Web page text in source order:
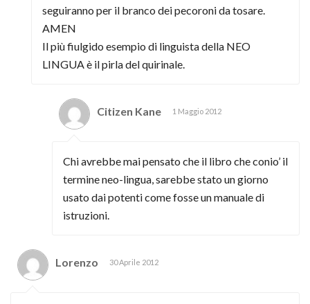
seguiranno per il branco dei pecoroni da tosare.
AMEN
Il più fiulgido esempio di linguista della NEO
LINGUA è il pirla del quirinale.
Citizen Kane 1 Maggio 2012
Chi avrebbe mai pensato che il libro che conio’ il
termine neo-lingua, sarebbe stato un giorno
usato dai potenti come fosse un manuale di
istruzioni.
Lorenzo 30 Aprile 2012